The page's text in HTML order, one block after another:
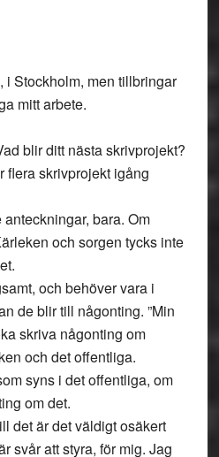
i Stockholm, men tillbringar
mitt arbete.
blir ditt nästa skrivprojekt?
flera skrivprojekt igång
bara. Om
och sorgen tycks inte
och behöver vara i
de blir till någonting. ”Min
skriva någonting om
och det offentliga.
syns i det offentliga, om
om det.
det är det väldigt osäkert
svår att styra, för mig. Jag